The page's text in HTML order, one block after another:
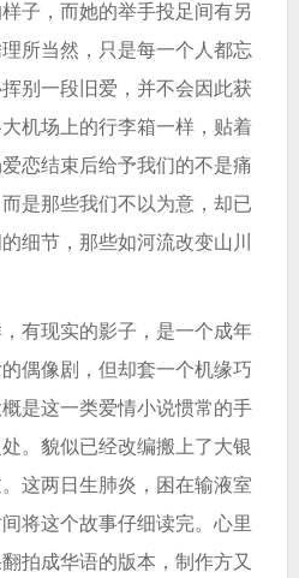
子，而她的举手投足间有另
所当然，只是每一个人都忘
别一段旧爱，并不会因此获
机场上的行李箱一样，贴着
恋结束后给予我们的不是痛
是那些我们不以为意，却已
细节，那些如河流改变山川
有现实的影子，是一个成年
偶像剧，但却套一个机缘巧
是这一类爱情小说惯常的手
。貌似已经改编搬上了大银
这两日生肺炎，困在输液室
将这个故事仔细读完。心里
拍成华语的版本，制作方又